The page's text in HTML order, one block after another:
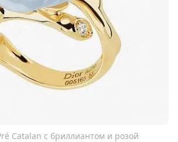
Catalan с бриллиантом и розой